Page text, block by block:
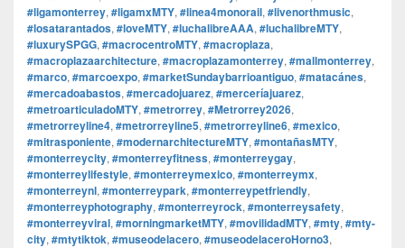
#ligamonterrey, #ligamxMTY, #linea4monorail, #livenorthmusic,
#losatarantados, #loveMTY, #luchalibreAAA, #luchalibreMTY,
#luxurySPGG, #macrocentroMTY, #macroplaza,
#macroplazaarchitecture, #macroplazamonterrey, #mallmonterrey,
#marco, #marcoexpo, #marketSundaybarrioantiguo, #matacánes,
#mercadoabastos, #mercadojuarez, #merceríajuarez,
#metroarticuladoMTY, #metrorrey, #Metrorrey2026,
#metrorreyline4, #metrorreyline5, #metrorreyline6, #mexico,
#mitrasponiente, #modernarchitectureMTY, #montañasMTY,
#monterreycity, #monterreyfitness, #monterreygay,
#monterreylifestyle, #monterreymexico, #monterreymx,
#monterreynl, #monterreypark, #monterreypetfriendly,
#monterreyphotography, #monterreyrock, #monterreysafety,
#monterreyviral, #morningmarketMTY, #movilidadMTY, #mty, #mty-
city, #mtytiktok, #museodelacero, #museodelaceroHorno3,